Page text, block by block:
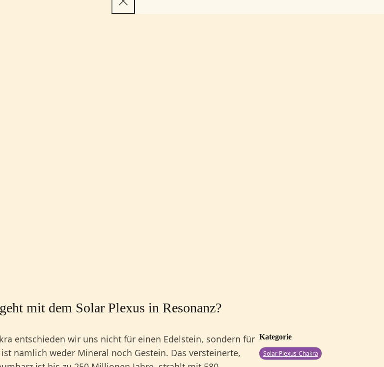
mit dem Solar Plexus in Resonanz?–
entschieden wir uns nicht für einen Edelstein, sondern für
nämlich weder Mineral noch Gestein. Das versteinerte,
Kategorie
Solar Plexus-Chakra